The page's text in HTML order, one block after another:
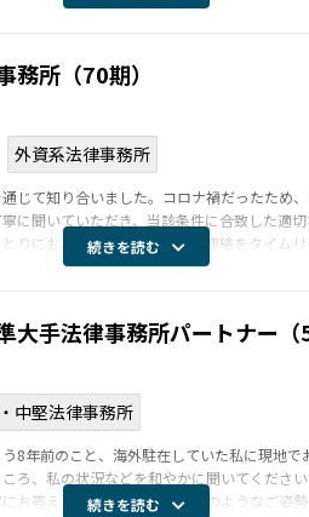
所（70期）
外資系法律事務所
じて知り合いました。コロナ禍だったため
に聞いていただき、当該条件に合致した適
おいても、応募先からの連絡をタイムリ
続きを読む
手法律事務所パートナー（
中堅法律事務所
8年前のこと、海外駐在していた私に現地
ろ、私の状況などを和やかに聞いてくださ
お答えくださいました。 そのようなご姿
続きを読む